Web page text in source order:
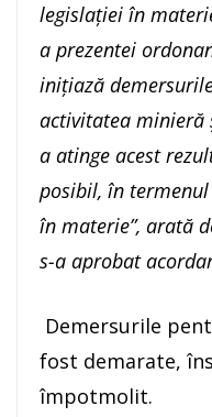
legislației în
a prezentei
inițiază
activitatea minieră
a atinge acest
posibil, în
în materie”, arată
s-a aprobat
Demersurile
fost demarate,
împotmolit.